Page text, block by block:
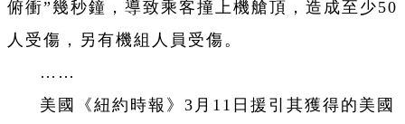
俯衝”幾秒鐘，導致乘客撞上機艙頂，造成至少50
人受傷，另有機組人員受傷。
……
美國《紐約時報》3月11日援引其獲得的美國